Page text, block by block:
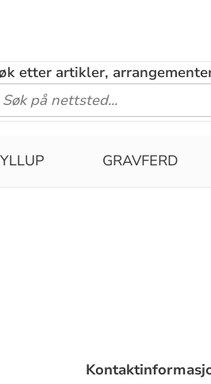
etter artikler,
GRAVFERD